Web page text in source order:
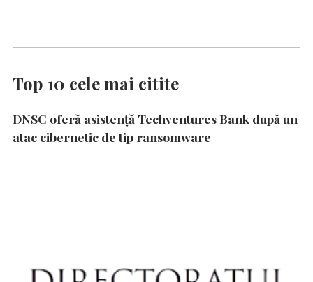
Top 10 cele mai citite
DNSC oferă asistență Techventures Bank după un
atac cibernetic de tip ransomware